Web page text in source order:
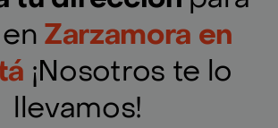
Zarzamora en
¡Nosotros te lo
llevamos!